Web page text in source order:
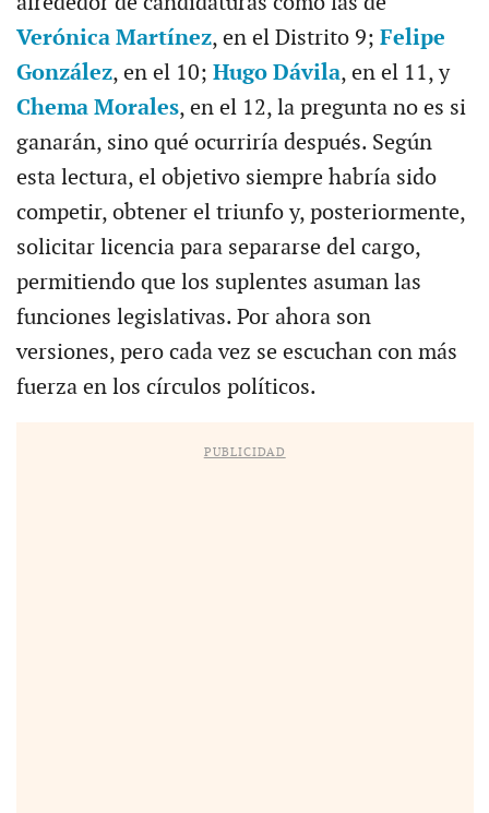
Verónica Martínez, en el Distrito 9; Felipe
González, en el 10; Hugo Dávila, en el 11, y
Chema Morales, en el 12, la pregunta no es si
ganarán, sino qué ocurriría después. Según
esta lectura, el objetivo siempre habría sido
competir, obtener el triunfo y, posteriormente,
solicitar licencia para separarse del cargo,
permitiendo que los suplentes asuman las
funciones legislativas. Por ahora son
versiones, pero cada vez se escuchan con más
fuerza en los círculos políticos.
PUBLICIDAD